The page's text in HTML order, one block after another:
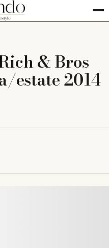
& Bros
estate 2014